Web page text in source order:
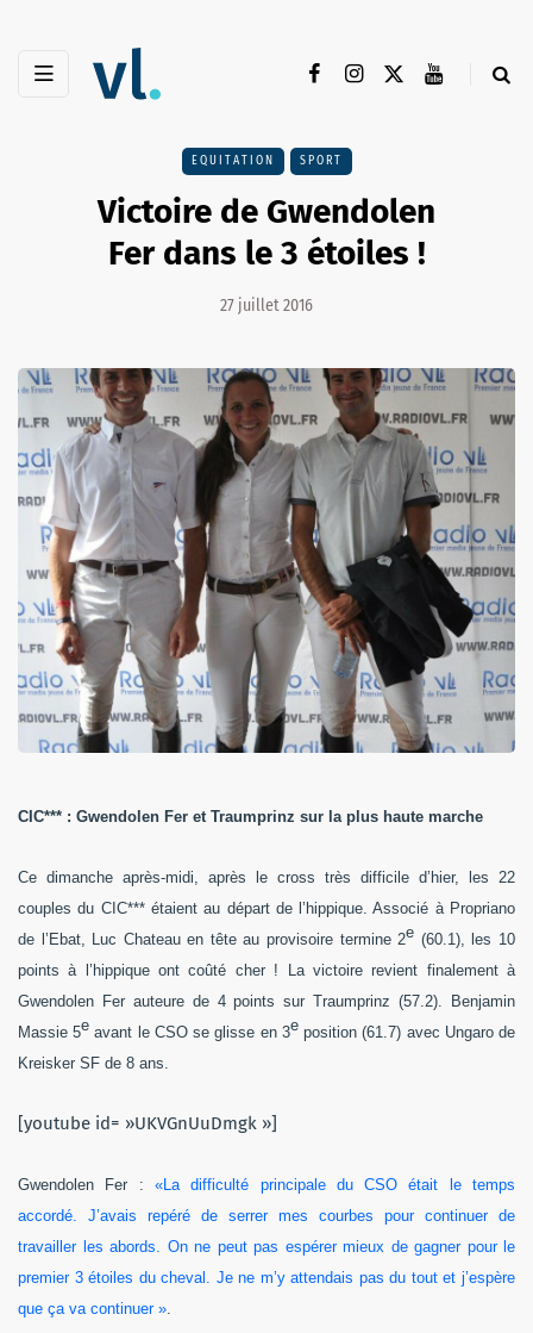
EQUITATION SPORT
Victoire de Gwendolen
Fer dans le 3 étoiles !
27 juillet 2016
CIC*** : Gwendolen Fer et Traumprinz sur la plus haute marche
Ce dimanche après-midi, après le cross très difficile d’hier, les 22
couples du CIC*** étaient au départ de l’hippique. Associé à Propriano
de l’Ebat, Luc Chateau en tête au provisoire termine 2e (60.1), les 10
points à l’hippique ont coûté cher ! La victoire revient finalement à
Gwendolen Fer auteure de 4 points sur Traumprinz (57.2). Benjamin
Massie 5e avant le CSO se glisse en 3eposition (61.7) avec Ungaro de
Kreisker SF de 8 ans.
[youtube id= »UKVGnUuDmgk »]
Gwendolen Fer : «La difficulté principale du CSO était le temps
accordé. J’avais repéré de serrer mes courbes pour continuer de
travailler les abords. On ne peut pas espérer mieux de gagner pour le
premier 3 étoiles du cheval. Je ne m’y attendais pas du tout et j’espère
que ça va continuer »